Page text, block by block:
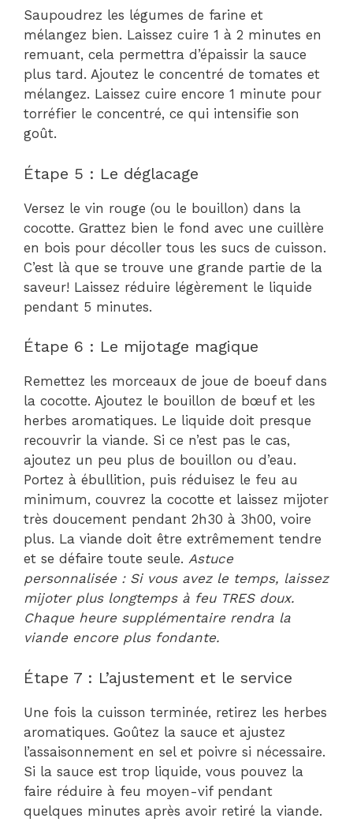
Saupoudrez les légumes de farine et
mélangez bien. Laissez cuire 1 à 2 minutes en
remuant, cela permettra d’épaissir la sauce
plus tard. Ajoutez le concentré de tomates et
mélangez. Laissez cuire encore 1 minute pour
torréfier le concentré, ce qui intensifie son
goût.
Étape 5 : Le déglacage
Versez le vin rouge (ou le bouillon) dans la
cocotte. Grattez bien le fond avec une cuillère
en bois pour décoller tous les sucs de cuisson.
C’est là que se trouve une grande partie de la
saveur! Laissez réduire légèrement le liquide
pendant 5 minutes.
Étape 6 : Le mijotage magique
Remettez les morceaux de joue de boeuf dans
la cocotte. Ajoutez le bouillon de bœuf et les
herbes aromatiques. Le liquide doit presque
recouvrir la viande. Si ce n’est pas le cas,
ajoutez un peu plus de bouillon ou d’eau.
Portez à ébullition, puis réduisez le feu au
minimum, couvrez la cocotte et laissez mijoter
très doucement pendant 2h30 à 3h00, voire
plus. La viande doit être extrêmement tendre
et se défaire toute seule. Astuce
personnalisée : Si vous avez le temps, laissez
mijoter plus longtemps à feu TRES doux.
Chaque heure supplémentaire rendra la
viande encore plus fondante.
Étape 7 : L’ajustement et le service
Une fois la cuisson terminée, retirez les herbes
aromatiques. Goûtez la sauce et ajustez
l’assaisonnement en sel et poivre si nécessaire.
Si la sauce est trop liquide, vous pouvez la
faire réduire à feu moyen-vif pendant
quelques minutes après avoir retiré la viande.